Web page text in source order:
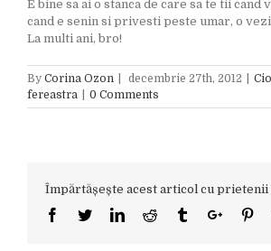
E bine sa ai o stanca de care sa te tii cand
cand e senin si privesti peste umar, o
La multi ani, bro!
By Corina Ozon decembrie 27th, 2012
fereastra
0 Comments
Împărtășește acest articol cu prietenii
Facebook
TwitterLinkedinReddit TumblrGoogle+